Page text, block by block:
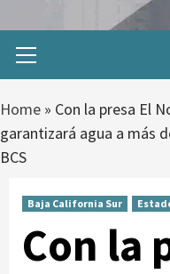
Menu
Home » Con la presa El
garantizará agua a más
BCS
Baja California Sur
Con la